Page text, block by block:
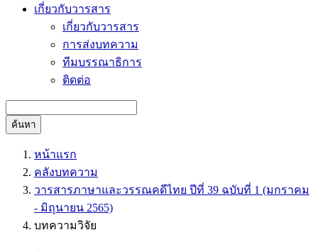
เกี่ยวกับวารสาร
เกี่ยวกับวารสาร
การส่งบทความ
ทีมบรรณาธิการ
ติดต่อ
ค้นหา
หน้าแรก
คลังบทความ
วารสารภาษาและวรรณคดีไทย ปีที่ 39 ฉบับที่ 1 (มกราคม
- มิถุนายน 2565)
บทความวิจัย